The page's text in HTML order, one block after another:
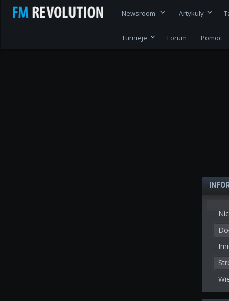
Newsroom Artykuły
Turnieje Forum Pomoc